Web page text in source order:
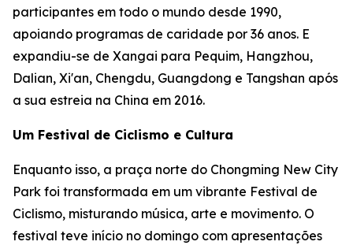
participantes em todo o mundo desde 1990,
apoiando programas de caridade por 36 anos. E
expandiu-se de Xangai para Pequim, Hangzhou,
Dalian, Xi'an, Chengdu, Guangdong e Tangshan após
a sua estreia na China em 2016.
Um Festival de Ciclismo e Cultura
Enquanto isso, a praça norte do Chongming New City
Park foi transformada em um vibrante Festival de
Ciclismo, misturando música, arte e movimento. O
festival teve início no domingo com apresentações